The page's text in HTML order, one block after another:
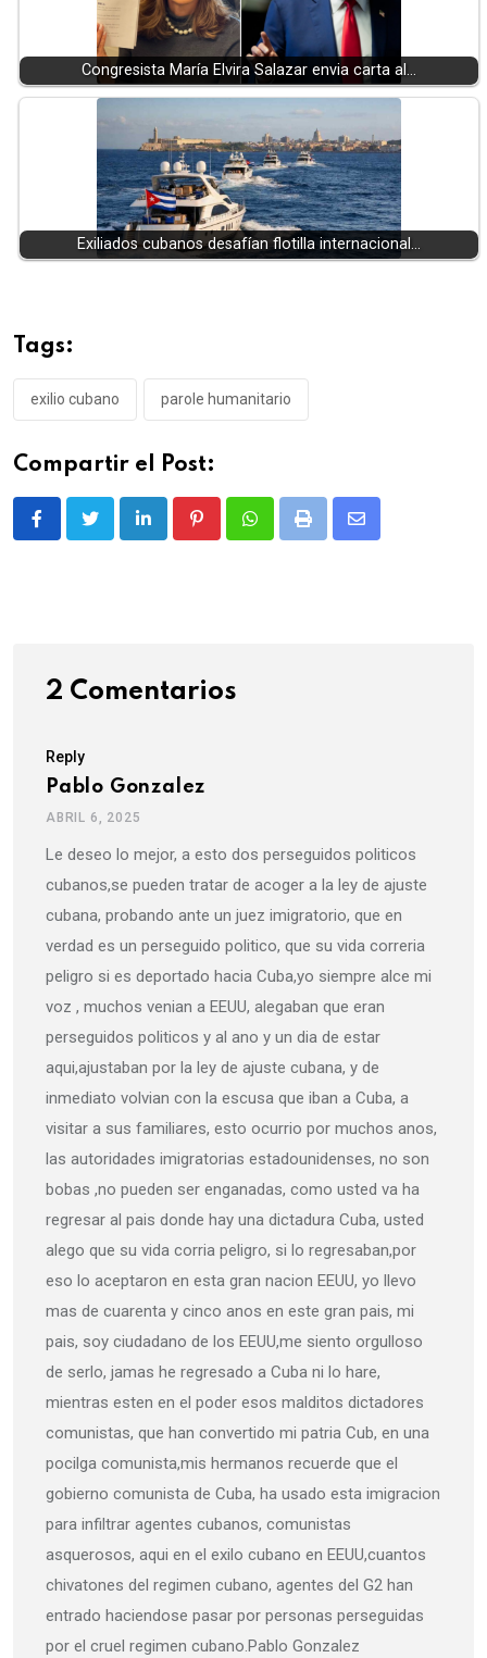
Congresista María Elvira Salazar envia carta al…
Exiliados cubanos desafían flotilla internacional…
Tags:
exilio cubano parole humanitario
Compartir el Post:
LinkedIn PinterestWhatsappPrint
Share
2 Comentarios
Reply
Pablo Gonzalez
ABRIL 6, 2025
Le deseo lo mejor, a esto dos perseguidos politicos
cubanos,se pueden tratar de acoger a la ley de ajuste
cubana, probando ante un juez imigratorio, que en
verdad es un perseguido politico, que su vida correria
peligro si es deportado hacia Cuba,yo siempre alce mi
voz , muchos venian a EEUU, alegaban que eran
perseguidos politicos y al ano y un dia de estar
aqui,ajustaban por la ley de ajuste cubana, y de
inmediato volvian con la escusa que iban a Cuba, a
visitar a sus familiares, esto ocurrio por muchos anos,
las autoridades imigratorias estadounidenses, no son
bobas ,no pueden ser enganadas, como usted va ha
regresar al pais donde hay una dictadura Cuba, usted
alego que su vida corria peligro, si lo regresaban,por
eso lo aceptaron en esta gran nacion EEUU, yo llevo
mas de cuarenta y cinco anos en este gran pais, mi
pais, soy ciudadano de los EEUU,me siento orgulloso
de serlo, jamas he regresado a Cuba ni lo hare,
mientras esten en el poder esos malditos dictadores
comunistas, que han convertido mi patria Cub, en una
pocilga comunista,mis hermanos recuerde que el
gobierno comunista de Cuba, ha usado esta imigracion
para infiltrar agentes cubanos, comunistas
asquerosos, aqui en el exilo cubano en EEUU,cuantos
chivatones del regimen cubano, agentes del G2 han
entrado haciendose pasar por personas perseguidas
por el cruel regimen cubano.Pablo Gonzalez